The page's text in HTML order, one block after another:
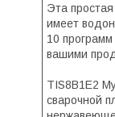
Эта
имеет
10 программ
вашими
TIS8B1E2
сварочной